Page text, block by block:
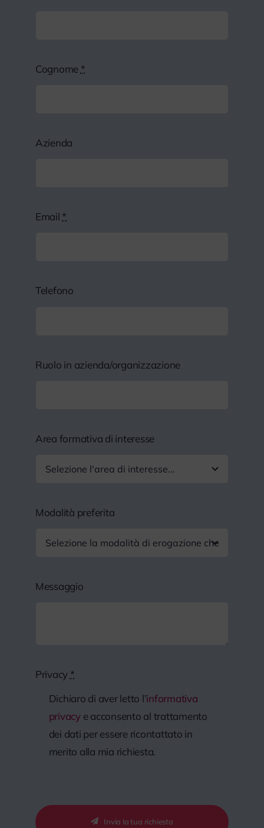
Cognome *
Azienda
Email *
Telefono
Ruolo in azienda/organizzazione
Area formativa di interesse
Modalità preferita
Messaggio
Privacy *
Dichiaro di aver letto l’informativa
privacye acconsento al trattamento
dei dati per essere ricontattato in
merito alla mia richiesta.
Invia la tua richiesta